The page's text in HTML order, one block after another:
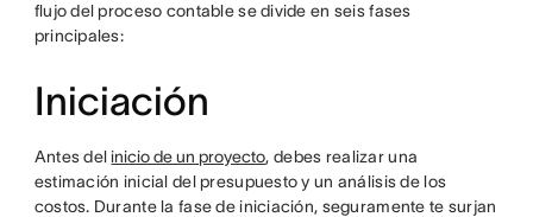
flujo del proceso contable se divide en seis fases
principales:
Iniciación
Antes del inicio de un proyecto, debes realizar una
estimación inicial del presupuesto y un análisis de los
costos. Durante la fase de iniciación, seguramente te surjan